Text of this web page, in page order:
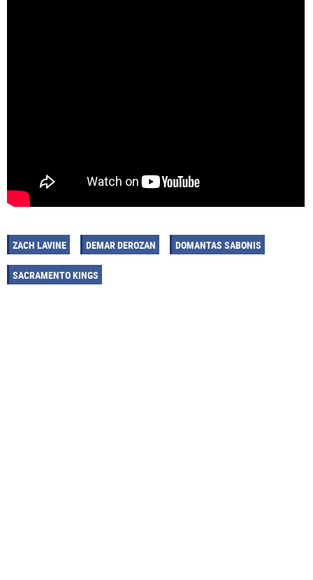
ZACH LAVINE DEMAR DEROZAN DOMANTAS SABONIS
SACRAMENTO KINGS